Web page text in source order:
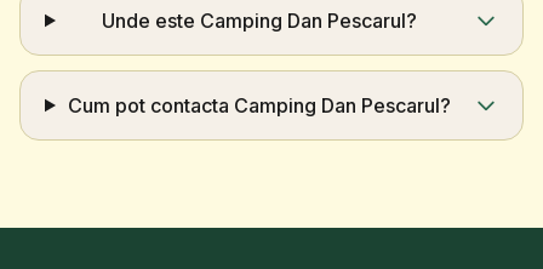
Unde este Camping Dan Pescarul?
Cum pot contacta Camping Dan Pescarul?